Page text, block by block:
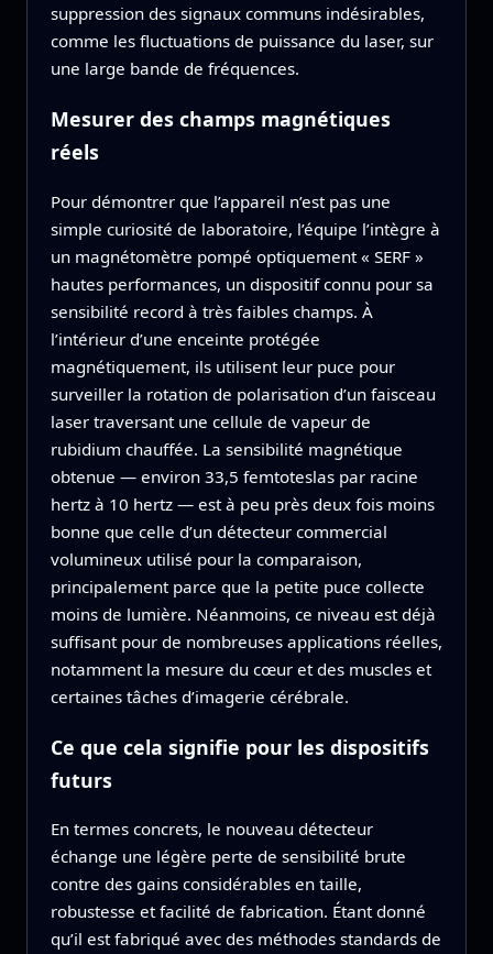
suppression des signaux communs indésirables,
comme les fluctuations de puissance du laser, sur
une large bande de fréquences.
Mesurer des champs magnétiques
réels
Pour démontrer que l’appareil n’est pas une
simple curiosité de laboratoire, l’équipe l’intègre à
un magnétomètre pompé optiquement « SERF »
hautes performances, un dispositif connu pour sa
sensibilité record à très faibles champs. À
l’intérieur d’une enceinte protégée
magnétiquement, ils utilisent leur puce pour
surveiller la rotation de polarisation d’un faisceau
laser traversant une cellule de vapeur de
rubidium chauffée. La sensibilité magnétique
obtenue — environ 33,5 femtoteslas par racine
hertz à 10 hertz — est à peu près deux fois moins
bonne que celle d’un détecteur commercial
volumineux utilisé pour la comparaison,
principalement parce que la petite puce collecte
moins de lumière. Néanmoins, ce niveau est déjà
suffisant pour de nombreuses applications réelles,
notamment la mesure du cœur et des muscles et
certaines tâches d’imagerie cérébrale.
Ce que cela signifie pour les dispositifs
futurs
En termes concrets, le nouveau détecteur
échange une légère perte de sensibilité brute
contre des gains considérables en taille,
robustesse et facilité de fabrication. Étant donné
qu’il est fabriqué avec des méthodes standards de